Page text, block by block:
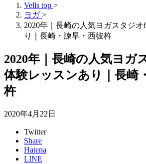
Vells top >
ヨガ >
2020年｜長崎の人気ヨガスタジ
り｜長崎・諫早・西彼杵
2020年｜長崎の人気ヨガ
体験レッスンあり｜長崎
杵
2020年4月22日
Twitter
Share
Hatena
LINE